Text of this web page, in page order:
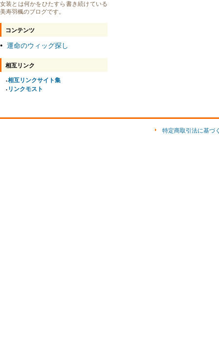
女装とは何かをひたすら書き続けている
美寿羽楓のブログです。
コンテンツ
● 運命のウィッグ探し
相互リンク
●相互リンクサイト集
● リンクモスト
特定商取引法に基づ